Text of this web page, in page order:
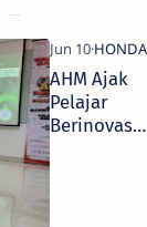
AHM Ajak
Pelajar
Berinovasi
untuk
Negeri